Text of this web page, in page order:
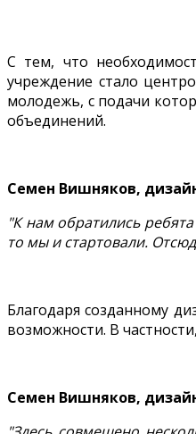
С тем, что
учреждение стало
молодежь, с подачи
объединений.
Семен Вишняков,
"К нам обратились
то мы и стартовали.
Благодаря созданному
возможности. В
Семен Вишняков,